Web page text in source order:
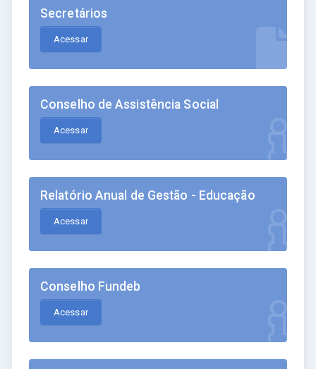
Secretários
Acessar
Conselho de Assistência Social
Acessar
Relatório Anual de Gestão - Educação
Acessar
Conselho Fundeb
Acessar